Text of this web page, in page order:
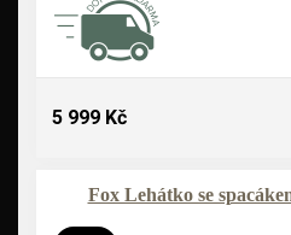
5 999 Kč
Fox Lehátko se